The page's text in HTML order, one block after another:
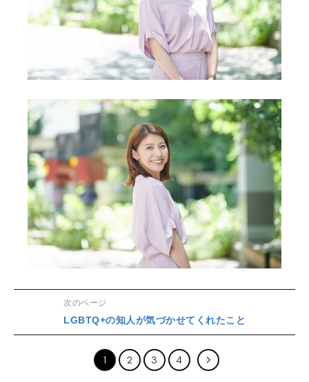
次のページ
LGBTQ+の知人が気づかせてくれたこと
1 2 3 4